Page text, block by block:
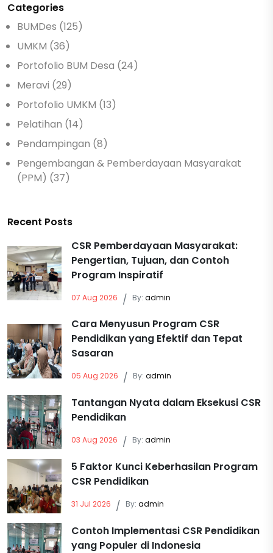
Categories
BUMDes (125)
UMKM (36)
Portofolio BUM Desa (24)
Meravi (29)
Portofolio UMKM (13)
Pelatihan (14)
Pendampingan (8)
Pengembangan & Pemberdayaan Masyarakat
(PPM) (37)
Recent Posts
CSR Pemberdayaan Masyarakat:
Pengertian, Tujuan, dan Contoh
Program Inspiratif
07 Aug 2026 / By: admin
Cara Menyusun Program CSR
Pendidikan yang Efektif dan Tepat
Sasaran
05 Aug 2026 / By: admin
Tantangan Nyata dalam Eksekusi CSR
Pendidikan
03 Aug 2026 / By: admin
5 Faktor Kunci Keberhasilan Program
CSR Pendidikan
31 Jul 2026 / By: admin
Contoh Implementasi CSR Pendidikan
yang Populer di Indonesia